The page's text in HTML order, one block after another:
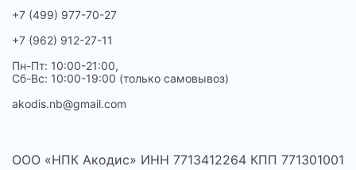
+7 (499) 977-70-27
+7 (962) 912-27-11
Пн-Пт: 10:00-21:00,
Сб-Вс: 10:00-19:00 (только самовывоз)
akodis.nb@gmail.com
ООО «НПК Акодис» ИНН 7713412264 КПП 771301001